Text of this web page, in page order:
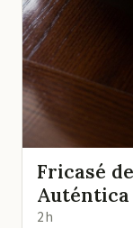
Fricasé
Auténtica
2 h